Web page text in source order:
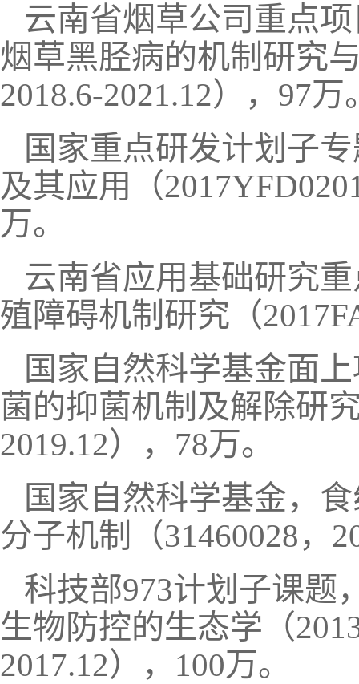
云南省烟草公司重点
烟草黑胫病的机制研究
2018.6-2021.12），97万
国家重点研发计划子
及其应用（
万。
云南省应用基础研究
殖障碍机制研究（
国家自然科学基金面
菌的抑菌机制及解除研
2019.12），78万。
国家自然科学基金，
分子机制（31460028，
科技部973计划子课题
生物防控的生态学（
2017.12），100万。